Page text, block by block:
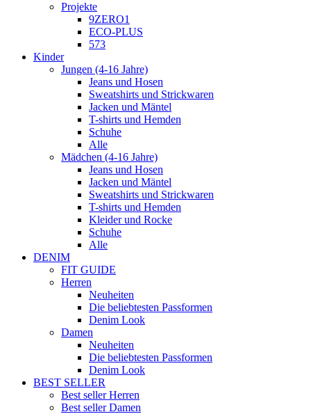
Projekte
9ZERO1
ECO-PLUS
573
Kinder
Jungen (4-16 Jahre)
Jeans und Hosen
Sweatshirts und Strickwaren
Jacken und Mäntel
T-shirts und Hemden
Schuhe
Alle
Mädchen (4-16 Jahre)
Jeans und Hosen
Jacken und Mäntel
Sweatshirts und Strickwaren
T-shirts und Hemden
Kleider und Rocke
Schuhe
Alle
DENIM
FIT GUIDE
Herren
Neuheiten
Die beliebtesten Passformen
Denim Look
Damen
Neuheiten
Die beliebtesten Passformen
Denim Look
BEST SELLER
Best seller Herren
Best seller Damen